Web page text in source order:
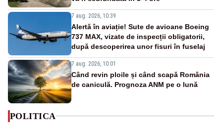
7 aug. 2026, 10:39
Alertă în aviație! Sute de avioane Boeing
737 MAX, vizate de inspecții obligatorii,
după descoperirea unor fisuri în fuselaj
7 aug. 2026, 10:01
Când revin ploile și când scapă România
de caniculă. Prognoza ANM pe o lună
POLITICA